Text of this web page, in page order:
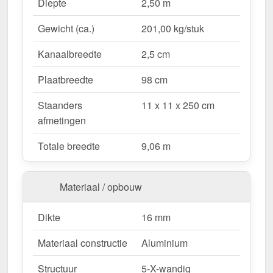
RAL 9016?
Duurzaam & stabiel
– Hoogwaardige Aluminium
constructie voor maximale weersbestendigheid.
Effectieve bescherming tegen weersinvloeden
– Bestendige Polycarbonaat dakbedekking
beschermt tegen regen & UV-straling.
Robuust voor alle weersomstandigheden
Beschikbaar voor sneeuwzone 1 (0,65 kN/m²),
ideaal voor verschillende klimatologische
omstandigheden.
Optimale lichttransmissie– Heldere &
vriendelijke sfeer met ongeveer 70 %
lichttransmissie.
Geïntegreerde dakgoot– Waterafvoer via de
verborgen goot, esthetisch & functioneel.
Ruimtebesparend design– Met slechts 3
berichten blijft uw terras open & ruimtelijk.
Diepte
2,50 m
Gewicht (ca.)
201,00 kg/stuk
Kanaalbreedte
2,5 cm
Plaatbreedte
98 cm
Staanders
afmetingen
11 x 11 x 250 cm
Totale breedte 9,06 m
Materiaal / opbouw
Dikte
16 mm
Materiaal constructie
Aluminium
Structuur
5-X-wandig